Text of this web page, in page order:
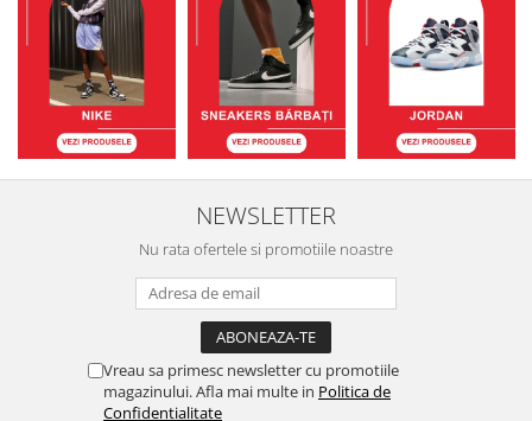
NEWSLETTER
Nu rata ofertele si promotiile noastre
Vreau sa primesc newsletter cu promotiile
magazinului. Afla mai multe in Politica de
Confidentialitate